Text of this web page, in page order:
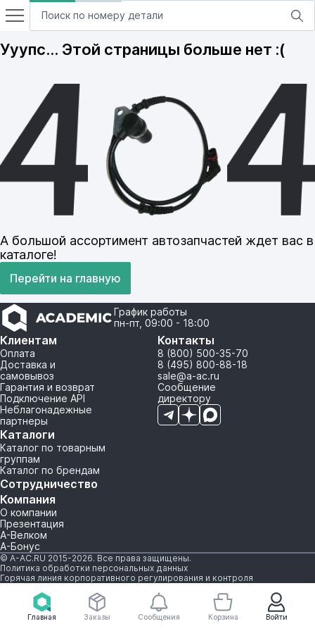
Главная Войти
Заказы Сообщения Корзина
Ууупс… Этой страницы больше нет :(
А большой ассортимент автозапчастей ждет вас в
каталоге!
Перейти на главную
График работы
пн-пт, 09:00 - 18:00
Клиентам
Оплата
Доставка и
самовывоз
Гарантия и возврат
Подключение API
Неблагонадежные
партнеры
Каталоги
Каталог по товарным
группам
Каталог по брендам
Сотрудничество
Компания
О компании
Презентация
А-Велком
А-Бонус
Контакты
8 (800) 500-35-70
8 (495) 800-88-18
sale@a-ac.ru
Сообщение
директору
© A-AC.RU 2015-2026. Все права защищены.
Политика обработки персональных данных
Горячая линия корпоративного регулирования и контроля